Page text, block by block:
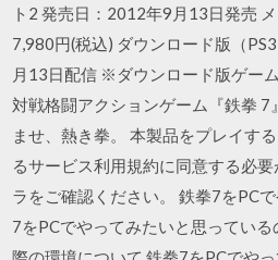
ト2 発売日：2012年9月13日発売
7,980円(税込) ダウンロード版（
月13日配信 ※ダウンロード版ゲー
対戦格闘アクションゲーム『鉄拳 7
ませ、熱き拳。 本製品をプレイす
るサービス利用規約に同意する必
ラをご確認ください。 鉄拳7をPC
7をPCでやってみたいと思ってい